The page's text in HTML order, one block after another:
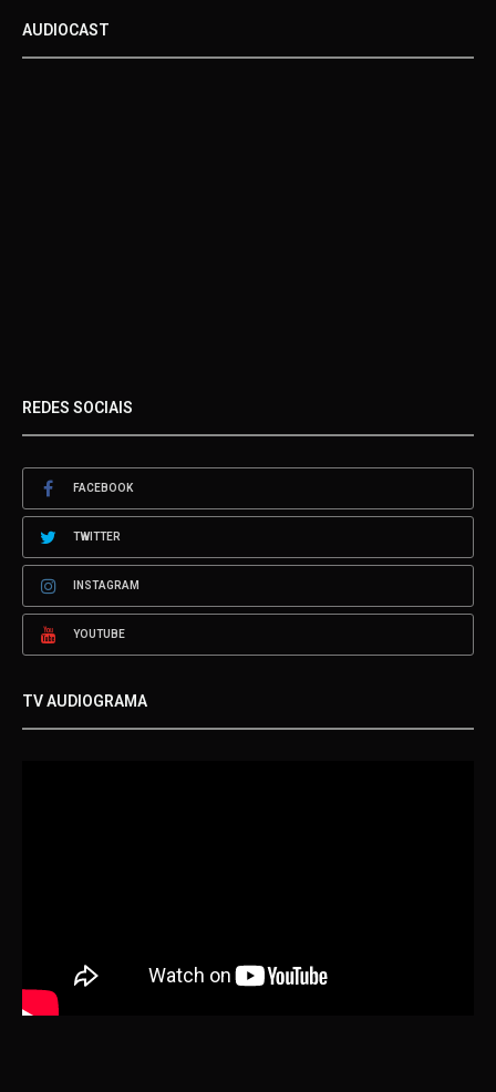
AUDIOCAST
REDES SOCIAIS
FACEBOOK
TWITTER
INSTAGRAM
YOUTUBE
TV AUDIOGRAMA